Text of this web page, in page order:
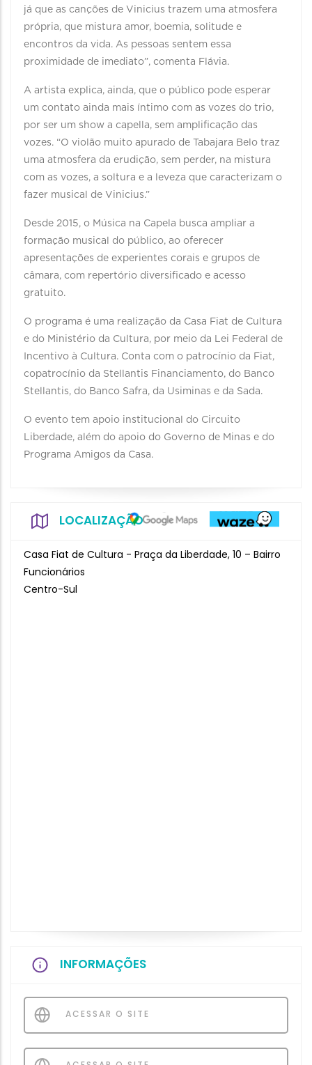
já que as canções de Vinicius trazem uma atmosfera
própria, que mistura amor, boemia, solitude e
encontros da vida. As pessoas sentem essa
proximidade de imediato”, comenta Flávia.
A artista explica, ainda, que o público pode esperar
um contato ainda mais íntimo com as vozes do trio,
por ser um show a capella, sem amplificação das
vozes. “O violão muito apurado de Tabajara Belo traz
uma atmosfera da erudição, sem perder, na mistura
com as vozes, a soltura e a leveza que caracterizam o
fazer musical de Vinicius.”
Desde 2015, o Música na Capela busca ampliar a
formação musical do público, ao oferecer
apresentações de experientes corais e grupos de
câmara, com repertório diversificado e acesso
gratuito.
O programa é uma realização da Casa Fiat de Cultura
e do Ministério da Cultura, por meio da Lei Federal de
Incentivo à Cultura. Conta com o patrocínio da Fiat,
copatrocínio da Stellantis Financiamento, do Banco
Stellantis, do Banco Safra, da Usiminas e da Sada.
O evento tem apoio institucional do Circuito
Liberdade, além do apoio do Governo de Minas e do
Programa Amigos da Casa.
LOCALIZAÇÃO
Casa Fiat de Cultura - Praça da Liberdade, 10 – Bairro
Funcionários
Centro-Sul
INFORMAÇÕES
ACESSAR O SITE